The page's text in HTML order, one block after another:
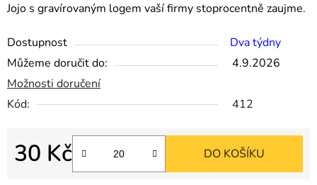
Jojo s gravírovaným logem vaší firmy stoprocentně zaujme.
Dostupnost
Dva týdny
Můžeme doručit do:
4.9.2026
Možnosti doručení
Kód:
412
30 Kč
Měrná cena:
DO KOŠÍKU